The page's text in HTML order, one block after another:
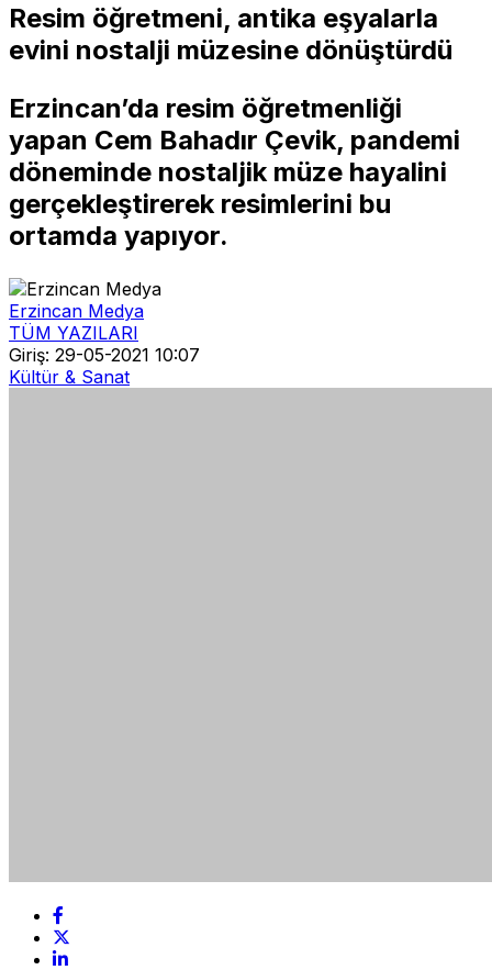
Resim öğretmeni, antika eşyalarla
evini nostalji müzesine dönüştürdü
Erzincan’da resim öğretmenliği
yapan Cem Bahadır Çevik, pandemi
döneminde nostaljik müze hayalini
gerçekleştirerek resimlerini bu
ortamda yapıyor.
Erzincan Medya
TÜM YAZILARI
Giriş: 29-05-2021 10:07
Kültür & Sanat